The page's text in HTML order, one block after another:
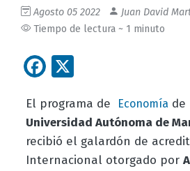
Agosto 05 2022
Juan David
Tiempo de lectura ~ 1 minuto
Facebook
El programa de Economíade
Universidad Autónoma de
recibió el galardón de
Internacional otorgado por